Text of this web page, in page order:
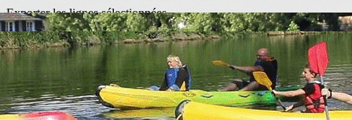
Exporter les lignes sélectionnées
Exporter toutes les colonnes
Exporter uniquement les colonnes affichées
Menu
<
>